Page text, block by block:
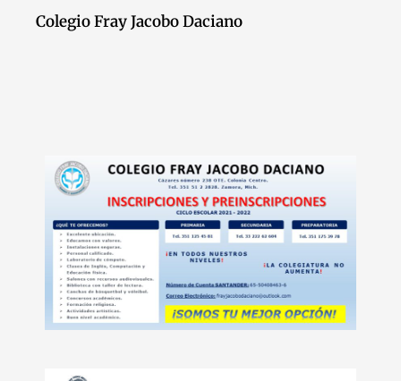
Colegio Fray Jacobo Daciano